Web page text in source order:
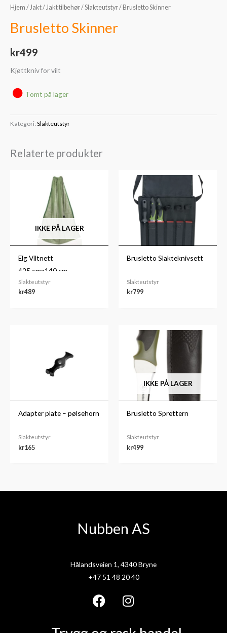
Hjem /Jakt/Jakt tilbehør/Slakteutstyr/ Brusletto Skinner
Brusletto Skinner
kr499
Kjøttkniv for vilt
Tomt på lager
Kategori: Slakteutstyr
Relaterte produkter
IKKE PÅ LAGER
Elg Viltnett
425.cmx140.cm
Slakteutstyr
kr489
Brusletto Slakteknivsett
Slakteutstyr
kr799
Adapter plate – pølsehorn
Slakteutstyr
kr165
IKKE PÅ LAGER
Brusletto Sprettern
Slakteutstyr
kr499
Nubben AS
Hålandsveien 1, 4340 Bryne
+47 51 48 20 40
F
I
n